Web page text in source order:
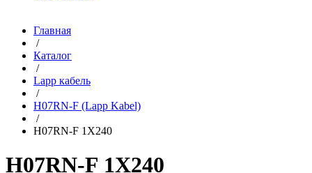
Главная
/
Каталог
/
Lapp кабель
/
H07RN-F (Lapp Kabel)
/
H07RN-F 1X240
H07RN-F 1X240